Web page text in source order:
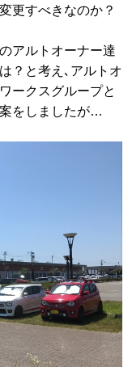
更すべきなのか？
アルトオーナー達
？と考え､アルトオ
ークスグループと
をしましたが…